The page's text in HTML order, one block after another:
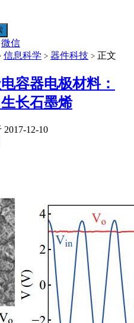
微信
信息科学 > 器件科技 > 正文
容器电极材料：
长石墨烯
2017-12-10